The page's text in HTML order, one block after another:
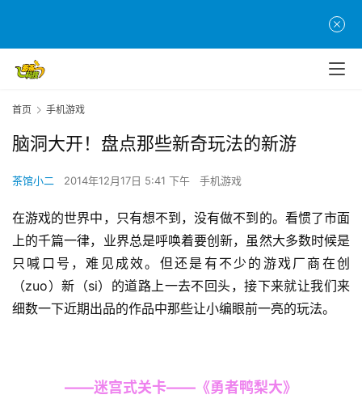
首页 手机游戏
脑洞大开！盘点那些新奇玩法的新游
茶馆小二 2014年12月17日 5:41 下午 手机游戏
在游戏的世界中，只有想不到，没有做不到的。看惯了市面
上的千篇一律，业界总是呼唤着要创新，虽然大多数时候是
只喊口号，难见成效。但还是有不少的游戏厂商在创
（zuo）新（si）的道路上一去不回头，接下来就让我们来
细数一下近期出品的作品中那些让小编眼前一亮的玩法。
——迷宫式关卡——《勇者鸭梨大》